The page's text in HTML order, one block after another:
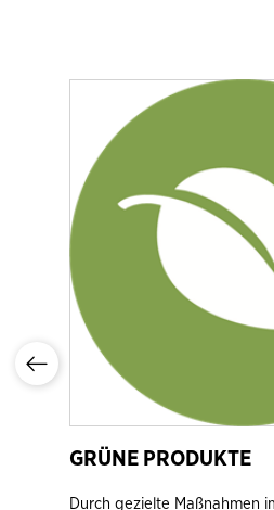
GRÜNE PRODUKTE
Durch gezielte Maßnahmen